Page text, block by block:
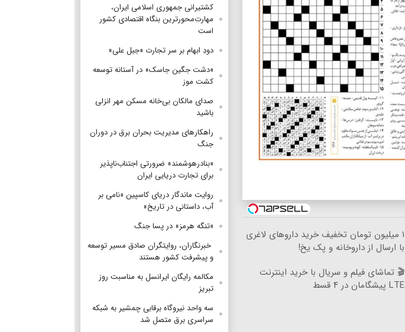
۱ میلیون تومان تخفیف خرید داروهای لاغری
با ارسال از داروخانه و پک یخ!
🎬 تماشای فیلم و سریال با خرید اینترنت
LTE پیشگامان در ۴ قسط
کشتیرانی جمهوری اسلامی ایران،
مهارت‌محورترین بنگاه اقتصادی کشور
است
دودِ ابهام بر سر تجارت «جبل علی»
«دشت جگین جاسک» در آستانه توسعه
کشت موز
صدای مالکان بی‌خانه مسکن مهر انزلی
باشید
راهکارهای مدیریت بحران برق در دوران
جنگ
«بنادرهوشمند» ضرورتی اجتناب‌ناپذیر
برای تجارت دریایی ایران
روایت ماندگار دریای کاسپین «نامی بر
آب، داستانی در تاریخ»
«تنگه هرمز» در پسا جنگ
‌ خبرنگاران، روایتگران صادق مسیر توسعه
و پیشرفت کشور هستند
مکالمه رایگان ایرانسل به مناسبت روز
تبریز
سه واحد نیروگاه برقابی چمشیر به شبکه
سراسری برق متصل شد